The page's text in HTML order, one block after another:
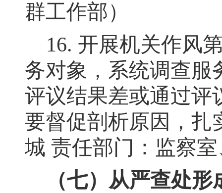
群工作部）
16. 开展机关作风
务对象，系统调查服
评议结果差或通过评
要督促剖析原因 ， 扎
城 责任部门：监察
（七）从严查处形